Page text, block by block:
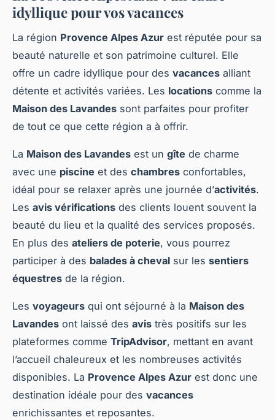
idyllique pour vos vacances
La région Provence Alpes Azur est réputée pour sa
beauté naturelle et son patrimoine culturel. Elle
offre un cadre idyllique pour des vacances alliant
détente et activités variées. Les locations comme la
Maison des Lavandes sont parfaites pour profiter
de tout ce que cette région a à offrir.
La Maison des Lavandes est un gîte de charme
avec une piscine et des chambres confortables,
idéal pour se relaxer après une journée d’activités.
Les avis vérifications des clients louent souvent la
beauté du lieu et la qualité des services proposés.
En plus des ateliers de poterie, vous pourrez
participer à des balades à cheval sur les sentiers
équestres de la région.
Les voyageurs qui ont séjourné à la Maison des
Lavandes ont laissé des avis très positifs sur les
plateformes comme TripAdvisor, mettant en avant
l’accueil chaleureux et les nombreuses activités
disponibles. La Provence Alpes Azur est donc une
destination idéale pour des vacances
enrichissantes et reposantes.